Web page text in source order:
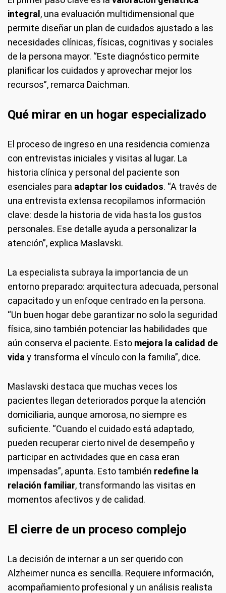
integral , una evaluación multidimensional que
permite diseñar un plan de cuidados ajustado a las
necesidades clínicas, físicas, cognitivas y sociales
de la persona mayor. “Este diagnóstico permite
planificar los cuidados y aprovechar mejor los
recursos”, remarca Daichman.
Qué mirar en un hogar especializado
El proceso de ingreso en una residencia comienza
con entrevistas iniciales y visitas al lugar. La
historia clínica y personal del paciente son
esenciales para adaptar los cuidados. “A través de
una entrevista extensa recopilamos información
clave: desde la historia de vida hasta los gustos
personales. Ese detalle ayuda a personalizar la
atención”, explica Maslavski.
La especialista subraya la importancia de un
entorno preparado: arquitectura adecuada, personal
capacitado y un enfoque centrado en la persona.
“Un buen hogar debe garantizar no solo la seguridad
física, sino también potenciar las habilidades que
aún conserva el paciente. Esto mejora la calidad de
vida y transforma el vínculo con la familia”, dice.
Maslavski destaca que muchas veces los
pacientes llegan deteriorados porque la atención
domiciliaria, aunque amorosa, no siempre es
suficiente. “Cuando el cuidado está adaptado,
pueden recuperar cierto nivel de desempeño y
participar en actividades que en casa eran
impensadas”, apunta. Esto también redefine la
relación familiar, transformando las visitas en
momentos afectivos y de calidad.
El cierre de un proceso complejo
La decisión de internar a un ser querido con
Alzheimer nunca es sencilla. Requiere información,
acompañamiento profesional y un análisis realista